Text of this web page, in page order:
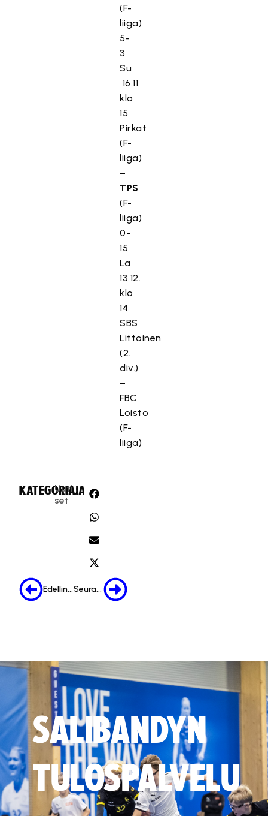
(F-
liiga)
5-
3
Su
16.11.
klo
15
Pirkat
(F-
liiga)
–
TPS
(F-
liiga)
0-
15
La
13.12.
klo
14
SBS
Littoinen
(2.
div.)
–
FBC
Loisto
(F-
liiga)
KATEGORIA:
Uuti
set
JAA:
Edellinen Seuraava
SALIBANDYN
TULOSPALVELU